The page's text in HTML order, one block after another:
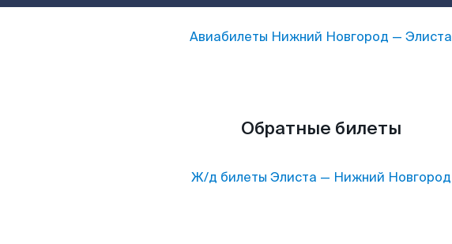
Авиабилеты Нижний Новгород — Элиста
Обратные билеты
Ж/д билеты Элиста — Нижний Новгород